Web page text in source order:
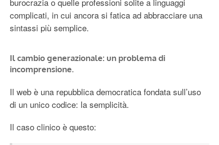
complicati, in cui ancora si fatica ad abbracciare una
sintassi più semplice.
Il cambio generazionale: un problema di
incomprensione.
Il web è una repubblica democratica fondata sull’uso
di un unico codice: la semplicità.
Il caso clinico è questo: